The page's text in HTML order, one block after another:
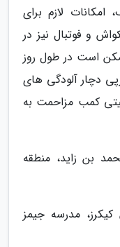
لازم برای
و فوتبال نیز در
است در طول روز
دچار آلودگی های
کمب مزاحمت به
بن زاید، منطقه
مدرسه جیمز